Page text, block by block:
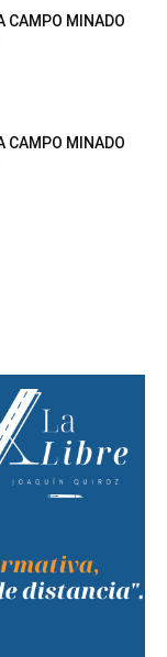
CAMPO MINADO
CAMPO MINADO